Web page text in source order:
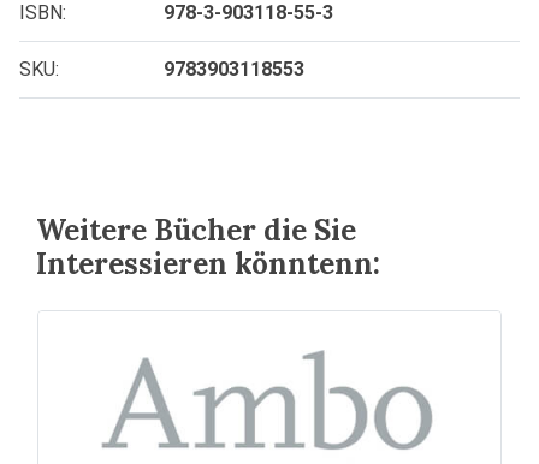
ISBN: 978-3-903118-55-3
SKU: 9783903118553
Weitere Bücher die Sie
Interessieren könntenn: